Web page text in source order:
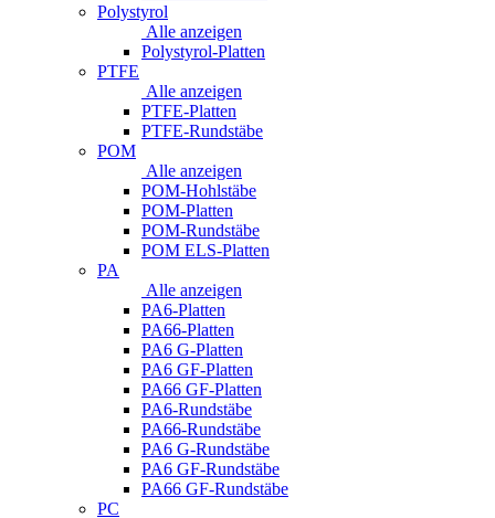
Polystyrol
Alle anzeigen
Polystyrol-Platten
PTFE
Alle anzeigen
PTFE-Platten
PTFE-Rundstäbe
POM
Alle anzeigen
POM-Hohlstäbe
POM-Platten
POM-Rundstäbe
POM ELS-Platten
PA
Alle anzeigen
PA6-Platten
PA66-Platten
PA6 G-Platten
PA6 GF-Platten
PA66 GF-Platten
PA6-Rundstäbe
PA66-Rundstäbe
PA6 G-Rundstäbe
PA6 GF-Rundstäbe
PA66 GF-Rundstäbe
PC